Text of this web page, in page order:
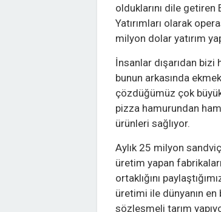
olduklarını dile getiren
Yatırımları olarak
milyon dolar yatırım
İnsanlar dışarıdan
bunun arkasında
çözdüğümüz çok
pizza hamurundan
ürünleri sağlıyor.
Aylık 25 milyon
üretim yapan
ortaklığını
üretimi ile dünyanın
sözleşmeli tarım